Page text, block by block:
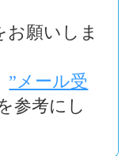
願いしま
”メール受
参考にし